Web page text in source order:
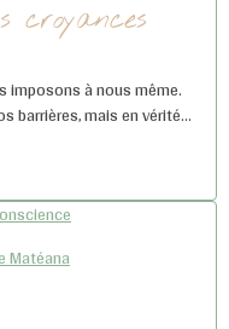
croyances
imposons à nous même.
barrières, mais en vérité
Matéana